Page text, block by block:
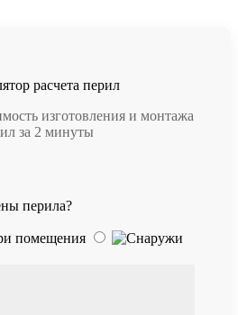
расчета перил
изготовления и монтажа
за 2 минуты
перила?
помещения